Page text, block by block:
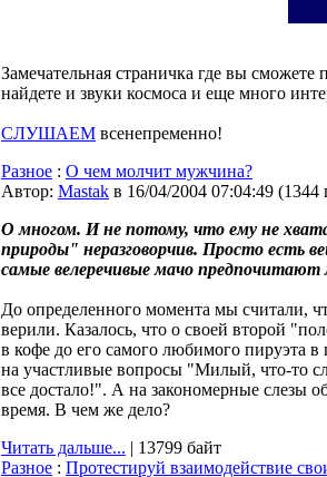
Замечательная страничка где вы
найдете и звуки космоса и еще много
СЛУШАЕМ всенепременно!
Разное : О чем молчит мужчина?
Автор: Мastak в 16/04/2004 07:04:49 (1344
О многом. И не потому, что ему не
природы" неразговорчив. Просто есть
самые велеречивые мачо
До определенного момента мы считали,
верили. Казалось, что о своей второй
в кофе до его самого любимого пируэта
на участливые вопросы "Милый, что-то
все достало!". А на закономерные слезы
время. В чем же дело?
Читать дальше... | 13799 байт
Разное : Протестируй взаимодействие